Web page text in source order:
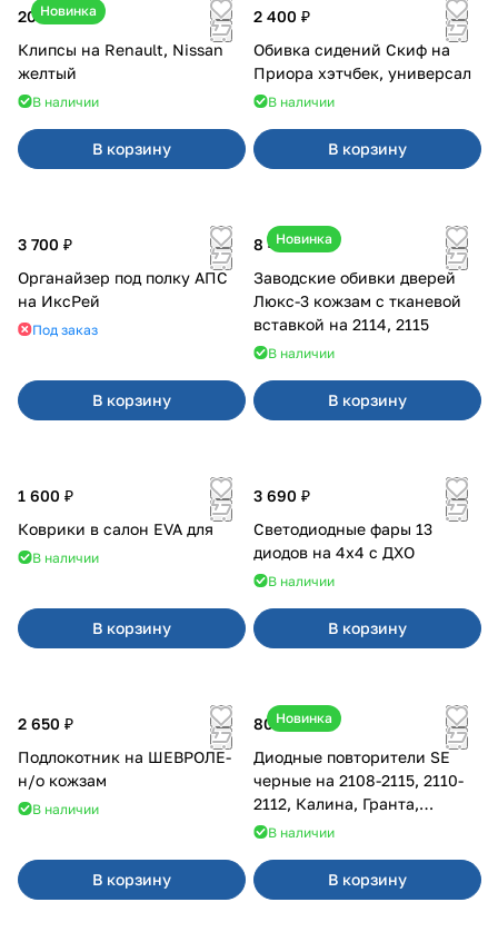
Новинка
20 ₽
Клипсы на Renault, Nissan
желтый
В наличии
В корзину
2 400 ₽
Обивка сидений Скиф на
Приора хэтчбек, универсал
В наличии
В корзину
3 700 ₽
Органайзер под полку АПС
на ИксРей
Под заказ
В корзину
Новинка
8 450 ₽
Заводские обивки дверей
Люкс-3 кожзам с тканевой
вставкой на 2114, 2115
В наличии
В корзину
1 600 ₽
Коврики в салон EVA для
В наличии
В корзину
3 690 ₽
Светодиодные фары 13
диодов на 4x4 с ДХО
В наличии
В корзину
2 650 ₽
Подлокотник на ШЕВРОЛЕ-
н/о кожзам
В наличии
В корзину
Новинка
800 ₽
Диодные повторители SE
черные на 2108-2115, 2110-
2112, Калина, Гранта,
Приора
В наличии
В корзину